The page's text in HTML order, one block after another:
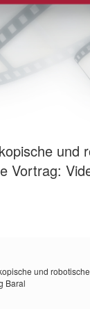
Vortrag:
und
Baral